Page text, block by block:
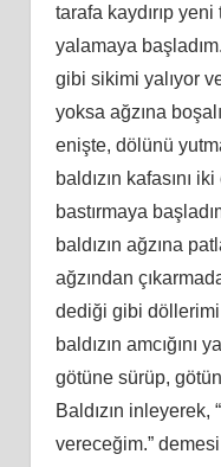
tarafa kaydırıp yeni
yalamaya
gibi sikimi yalıyor
yoksa ağzına
enişte, dölünü
baldızın kafasını
bastırmaya
baldızın ağzına
ağzından
dediği gibi
baldızın amcığını
götüne sürüp,
Baldızın
vereceğim.”